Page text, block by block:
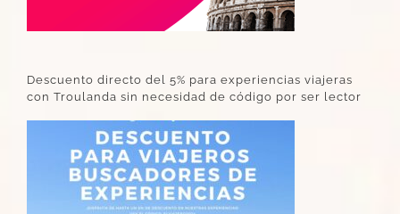
Descuento directo del 5% para experiencias viajeras
con Troulanda sin necesidad de código por ser lector